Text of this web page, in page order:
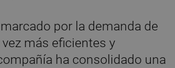
por la demanda de
más eficientes y
ha consolidado una